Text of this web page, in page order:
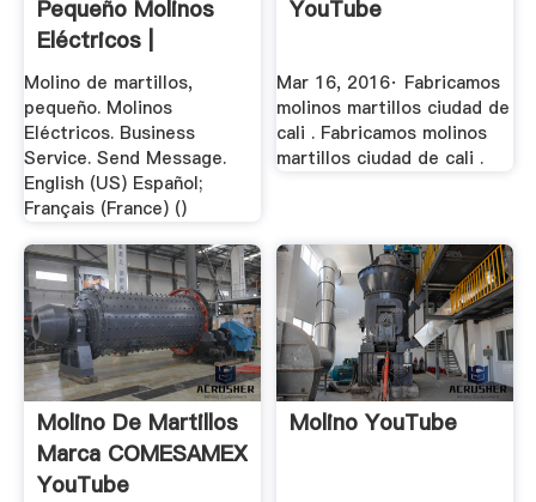
Pequeño Molinos
Eléctricos |
Facebook
Molino de martillos,
pequeño. Molinos
Eléctricos. Business
Service. Send Message.
English (US) Español;
Français (France) ()
YouTube
Mar 16, 2016· Fabricamos
molinos martillos ciudad de
cali . Fabricamos molinos
martillos ciudad de cali .
Molino De Martillos
Marca COMESAMEX
YouTube
Molino YouTube